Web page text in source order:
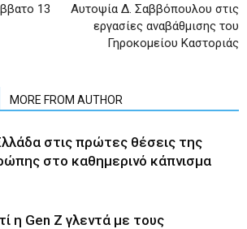
13
Αυτοψία Δ. Σαββόπουλου στις
εργασίες αναβάθμισης του
Γηροκομείου Καστοριάς
MORE FROM AUTHOR
στις πρώτες θέσεις της
στο καθημερινό κάπνισμα
η Gen Z γλεντά με τους